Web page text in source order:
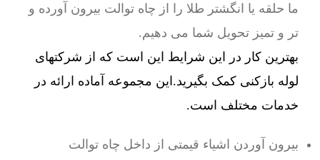
ما حلقه یا انگشتر طلا را از چاه توالت بیرون آورده و
تر و تمیز تحویل شما می دهیم.
بهترین کار در این شرایط این است که از شرکتهای
لوله بازکنی کمک بگیرید.این مجموعه آماده ارائه در
خدمات مختلف است.
بیرون آوردن اشیاء قیمتی از داخل چاه توالت